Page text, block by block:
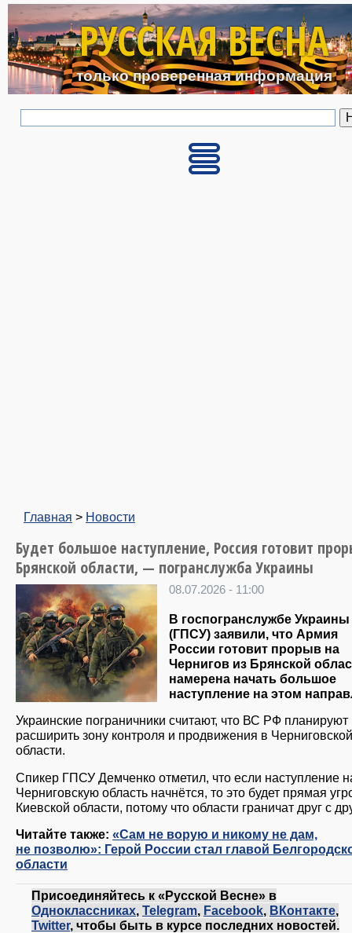
Перейти к основному
РУССКАЯ ВЕСНА
только проверенная информация
Главная > Новости
Будет большое наступление, Россия готовит
Брянской области, — погранслужба Украины
08.07.2026 - 11:00
В госпогранслужбе Украины
(ГПСУ) заявили, что Армия
России готовит прорыв на
Чернигов из Брянской
намерена начать большое
наступление на этом
Украинские пограничники считают, что ВС РФ планируют
расширить зону контроля и продвижения в Черниговской
области.
Спикер ГПСУ Демченко отметил, что если наступление
Черниговскую область начнётся, то это будет прямая
Киевской области, потому что области граничат друг с
Читайте также: «Сам не ворую и никому не дам,
не позволю»: Герой России стал главой
области
Присоединяйтесь к «Русской Весне» в
Одноклассниках, Telegram, Facebook, ВКонтакте,
Twitter, чтобы быть в курсе последних новостей.